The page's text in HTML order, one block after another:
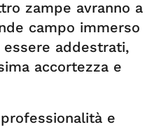
zampe avranno a
campo immerso
addestrati,
accortezza e
e